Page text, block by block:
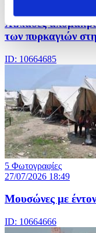
Χιλιάδες
των πυρκαγιών
ID: 10664685
5 Φωτογραφίες
27/07/2026 18:49
Μουσώνες με
ID: 10664666